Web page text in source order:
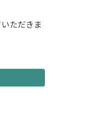
ただきま